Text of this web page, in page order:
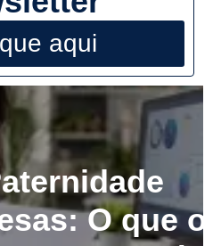
aqui
O que o